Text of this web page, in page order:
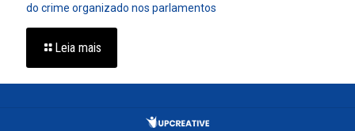
do crime organizado nos parlamentos
Leia mais